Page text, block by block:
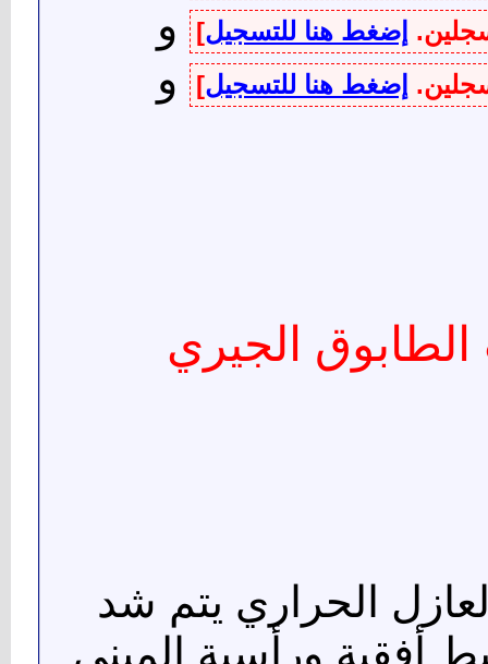
إضغط هنا للتسجيل] و
إضغط هنا للتسجيل] و
الطابوق الجيري
الحراري يتم شد
أفقية ورأسية المبني